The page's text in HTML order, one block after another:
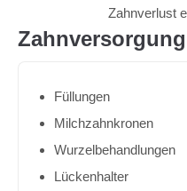
Zahnverlust
Zahnversorgung
Füllungen
Milchzahnkronen
Wurzelbehandlungen
Lückenhalter